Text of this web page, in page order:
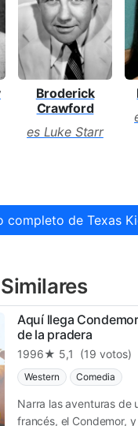
Broderick
Crawford
es Luke Starr
completo de Texas
Aquí llega
de la pradera
1996★ 5,1 (19 votos)
Western Comedia
Narra las aventuras de
francés, el Condemor,